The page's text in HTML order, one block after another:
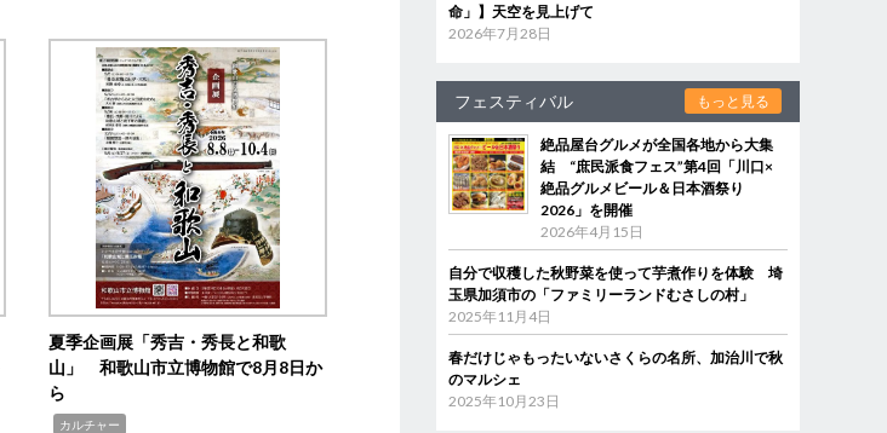
夏季企画展「秀吉・秀長と和歌
山」 和歌山市立博物館で8月8日か
ら
カルチャー
命」】天空を見上げて
2026年7月28日
フェスティバル もっと見る
絶品屋台グルメが全国各地から大集
結 “庶民派食フェス”第4回「川口×
絶品グルメビール＆日本酒祭り
2026」を開催
2026年4月15日
自分で収穫した秋野菜を使って芋煮作りを体験 埼
玉県加須市の「ファミリーランドむさしの村」
2025年11月4日
春だけじゃもったいないさくらの名所、加治川で秋
のマルシェ
2025年10月23日